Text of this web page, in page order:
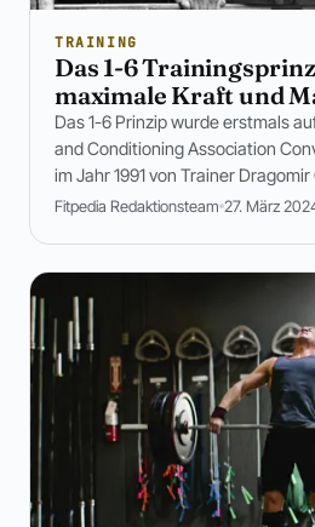
TRAINING
Das 1-6
maximale Kraft und
Das 1-6 Prinzip wurde erstmals
and Conditioning Association
im Jahr 1991 von Trainer
Fitpedia Redaktionsteam 27. März